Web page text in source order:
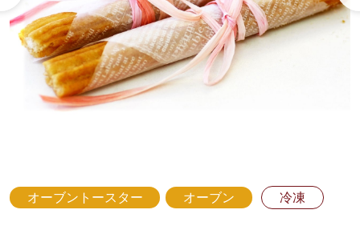
オーブントースター オーブン 冷凍